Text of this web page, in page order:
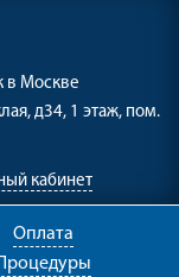
в Москве
д34, 1 этаж, пом.
кабинет
Оплата